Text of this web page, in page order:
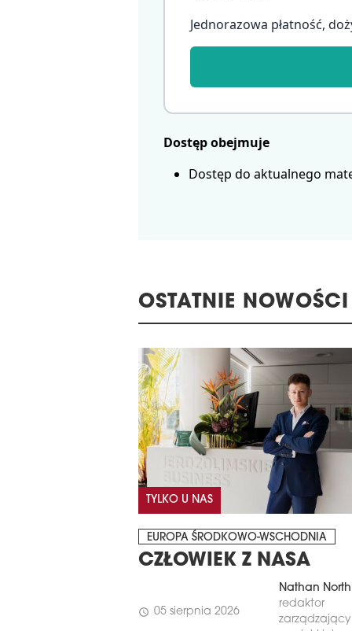
Jednorazowa płatność,
Dostęp obejmuje
Dostęp do aktualnego
OSTATNIE NOWOŚCI
TYLKO U NAS
EUROPA ŚRODKOWO-WSCHODNIA
CZŁOWIEK Z NASA
schedule 05 sierpnia 2026
Nathan North
redaktor
zarządzający